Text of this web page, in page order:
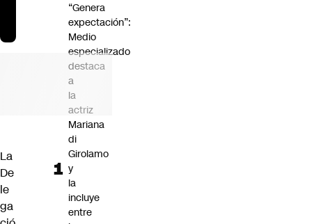
La
De
le
ga
“Genera
expectación”:
Medio
especializado
destaca
a
la
actriz
Mariana
di
Girolamo
y
la
incluye
entre